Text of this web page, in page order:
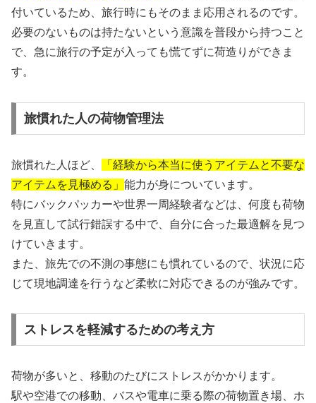
付いているため、旅行時にもそのまま応用されるのです。
必要のないものは持たないという意識を普段から持つこと
で、急に旅行の予定が入っても慌てずに荷造りができま
す。
旅慣れた人の荷物管理法
旅慣れた人ほど、
「経験から本当に使うアイテムと不要な
アイテムを見極める」 能力が身についています。
特にバックパッカーや世界一周経験者などは、何度も荷物
を見直して試行錯誤する中で、自分に合った最適解を見つ
けていきます。
また、旅先での不測の事態にも慣れているので、状況に応
じて現地調達を行うなど柔軟に対応できるのが強みです。
ストレスを軽減するための考え方
荷物が多いと、移動のたびにストレスがかかります。
駅や空港での移動、バスや電車に乗る際の荷物置き場、ホ